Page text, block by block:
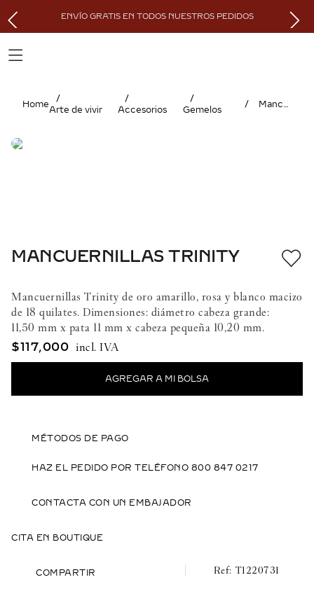
ENVÍO GRATIS EN TODOS NUESTROS PEDIDOS
Arte de vivir Accesorios Gemelos
Mancuernillas TRINITY
MANCUERNILLAS TRINITY
Mancuernillas Trinity de oro amarillo, rosa y blanco macizo
de 18 quilates. Dimensiones: diámetro cabeza grande:
11,50 mm x pata 11 mm x cabeza pequeña 10,20 mm.
$117,000
MÉTODOS DE PAGO
HAZ EL PEDIDO POR TELÉFONO 800 847 0217
CONTACTA CON UN EMBAJADOR
CITA EN BOUTIQUE
COMPARTIR T1220731